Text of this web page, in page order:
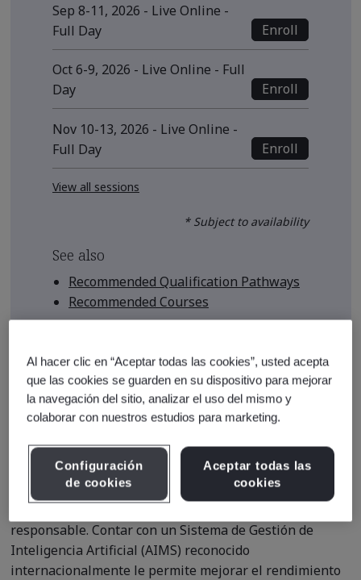
Sep 8-11, 2026 - Live Online -
Full Day
Enroll
Oct 6-9, 2026 - Live Online - Full
Day
Enroll
Nov 10-13, 2026 - Live Online -
Full Day
Enroll
View all sessions
* Subject to availability
See also
Recommended Qualification Pathways
Recommended Courses
Course Details
En el entorno acelerado de hoy en día, la inteligencia
artificial está desempeñando un papel más importante
tanto en nuestra vida personal como profesional. La IA
puede ayudar a posicionar su lugar en el mercado, pero
responsable. Contar con un Sistema de Gestión de
Inteligencia Artificial (AIMS) reconocido
internacionalmente le permite mejorar el rendimiento
Al hacer clic en “Aceptar todas las cookies”, usted acepta
que las cookies se guarden en su dispositivo para mejorar
la navegación del sitio, analizar el uso del mismo y
colaborar con nuestros estudios para marketing.
Configuración
de cookies
Aceptar todas las
cookies